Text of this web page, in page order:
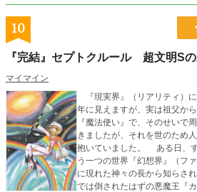
10
『完結』セプトクルール 超文明S
マイマイン
『現実界』（リアリティ）
年に見えますが、実は祖父か
『魔法使い』で、そのせいで
きましたが、それを世のため
抱いていました。 ある日、
う一つの世界『幻想界』（フ
に現れた神々の長から知らさ
では倒されたはずの悪魔王『